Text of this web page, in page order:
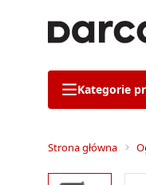
Kategorie
Strona główna